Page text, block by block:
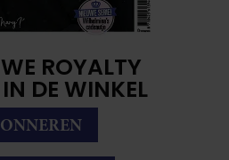
ROYALTY
DE WINKEL